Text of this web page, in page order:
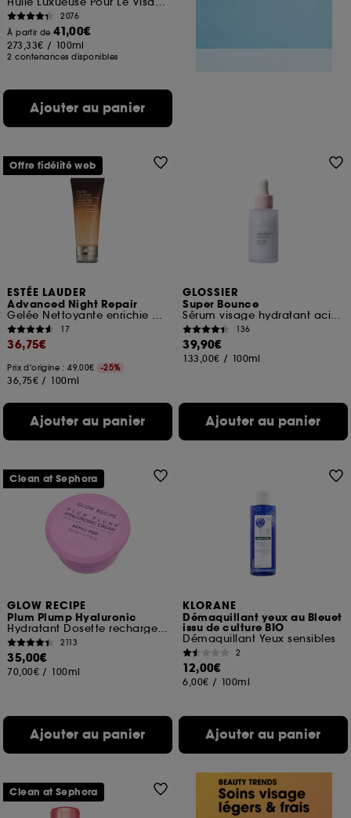
2076
À partir de41,00€
273,33€ / 100ml
2 contenances disponibles
Ajouter au panier
ESTÉE LAUDER
Advanced Night Repair
Gelée Nettoyante enrichie de 15 Acides Aminés
17
36,75€
Prix d'origine : 49,00€ -25%
36,75€ / 100ml
Ajouter au panier
Offre fidélité web
GLOSSIER
Super Bounce
Sérum visage hydratant acide hyaluronique + vitamine B5
136
39,90€
133,00€ / 100ml
Ajouter au panier
GLOW RECIPE
Plum Plump Hyaluronic
Hydratant Dosette rechargeable
2113
35,00€
70,00€ / 100ml
Ajouter au panier
Clean at Sephora
KLORANE
Démaquillant yeux au Bleuet
issu de culture BIO
Démaquillant Yeux sensibles
2
12,00€
6,00€ / 100ml
Ajouter au panier
Clean at Sephora